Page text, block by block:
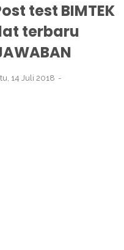
test BIMTEK
terbaru
14 Juli 2018